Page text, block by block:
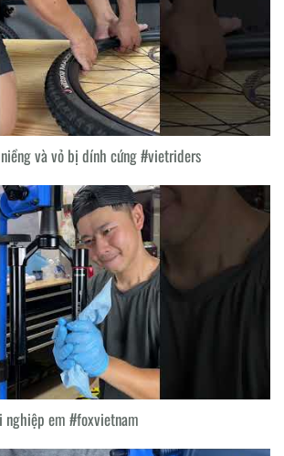
và vỏ bị dính cứng #vietriders
nghiệp em #foxvietnam